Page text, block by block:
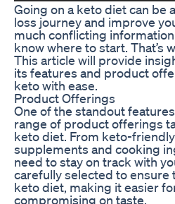
Going on a keto diet can be
loss journey and improve
much conflicting
know where to start. That’s
This article will provide
its features and product
keto with ease.
Product Offerings
One of the standout
range of product offerings
keto diet. From keto-
supplements and cooking
need to stay on track with
carefully selected to
keto diet, making it easier
compromising on taste.